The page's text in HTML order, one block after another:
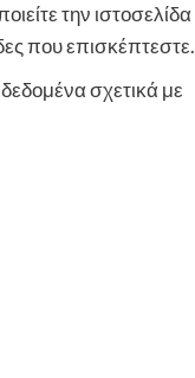
την ιστοσελίδα
που επισκέπτεστε.
σχετικά με